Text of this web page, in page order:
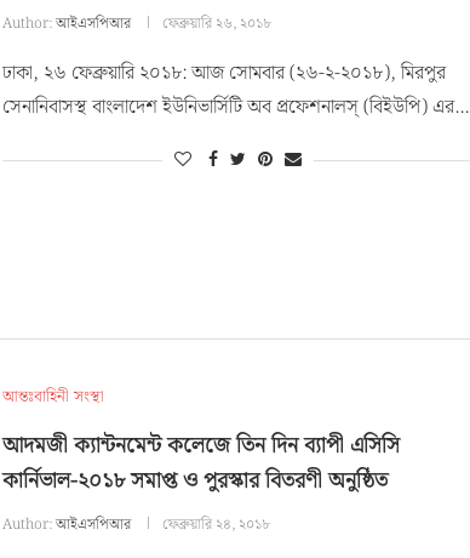
Author:আইএসপিআর ফেব্রুয়ারি ২৬, ২০১৮
ঢাকা, ২৬ ফেব্রুয়ারি ২০১৮: আজ সোমবার (২৬-২-২০১৮), মিরপুর
সেনানিবাসস্থ বাংলাদেশ ইউনিভার্সিটি অব প্রফেশনালস্ (বিইউপি) এর…
আন্তঃবাহিনী সংস্থা
আদমজী ক্যান্টনমেন্ট কলেজে তিন দিন ব্যাপী এসিসি
কার্নিভাল-২০১৮ সমাপ্ত ও পুরস্কার বিতরণী অনুষ্ঠিত
Author:আইএসপিআর ফেব্রুয়ারি ২৪, ২০১৮